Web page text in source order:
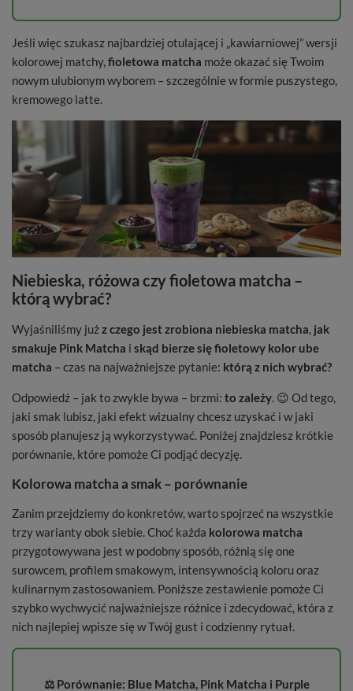
Jeśli więc szukasz najbardziej otulającej i „kawiarniowej” wersji
kolorowej matchy,fioletowa matcha może okazać się Twoim
nowym ulubionym wyborem – szczególnie w formie puszystego,
kremowego latte.
Niebieska, różowa czy fioletowa matcha –
którą wybrać?
Wyjaśniliśmy jużz czego jest zrobiona niebieska matcha, jak
smakuje Pink Matcha i skąd bierze się fioletowy kolor ube
matcha – czas na najważniejsze pytanie: którą z nich wybrać?
Odpowiedź – jak to zwykle bywa – brzmi: to zależy. 😉 Od tego,
jaki smak lubisz, jaki efekt wizualny chcesz uzyskać i w jaki
sposób planujesz ją wykorzystywać. Poniżej znajdziesz krótkie
porównanie, które pomoże Ci podjąć decyzję.
Kolorowa matcha a smak – porównanie
Zanim przejdziemy do konkretów, warto spojrzeć na wszystkie
trzy warianty obok siebie. Choć każda kolorowa matcha
przygotowywana jest w podobny sposób, różnią się one
surowcem, profilem smakowym, intensywnością koloru oraz
kulinarnym zastosowaniem. Poniższe zestawienie pomoże Ci
szybko wychwycić najważniejsze różnice i zdecydować, która z
nich najlepiej wpisze się w Twój gust i codzienny rytuał.
⚖️ Porównanie: Blue Matcha, Pink Matcha i Purple